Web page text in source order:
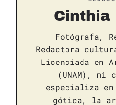
Cinthia
Fotógrafa,
Redactora
Licenciada en
(UNAM), mi
especializa
gótica, la